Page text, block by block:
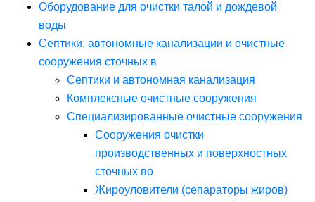
Оборудование для очистки талой и дождевой
воды
Септики, автономные канализации и очистные
сооружения сточных в
Септики и автономная канализация
Комплексные очистные сооружения
Специализированные очистные сооружения
Сооружения очистки
производственных и поверхностных
сточных во
Жироуловители (сепараторы жиров)